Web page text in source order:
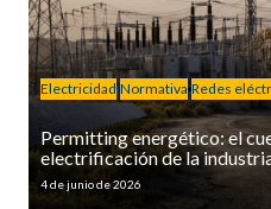
Electricidad Normativa Redes
Permitting energético: el
electrificación de la
4 de junio de 2026